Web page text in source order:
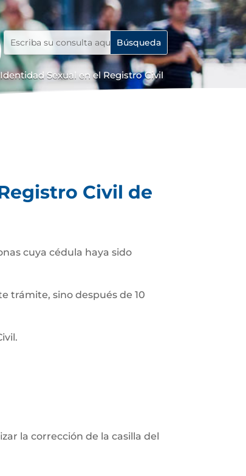
Sexual en el Registro Civil
Civil de
cuya cédula haya sido
trámite, sino después de 10
la corrección de la casilla del